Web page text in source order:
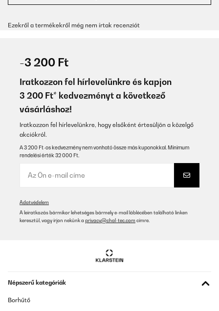
Ezekről a termékekről még nem írtak recenziót
-3 200 Ft
Iratkozzon fel hírlevelünkre és kapjon
3 200 Ft* kedvezményt a következő
vásárláshoz!
Iratkozzon fel hírlevelünkre, hogy elsőként értesüljön a közelgő
akciókról.
A 3 200 Ft-os kedvezmény nem vonható össze más kuponokkal. Minimum
rendelési érték 32 000 Ft.
Adatvédelem
A leiratkozás bármikor lehetséges bármely e-mail láblécében található linken
keresztül, vagy írjon nekünk a privacy@chal-tec.com címre.
Népszerű kategóriák
Borhűtő